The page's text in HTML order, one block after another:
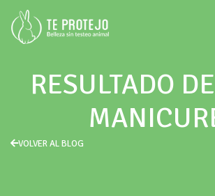
RESULTADO
VOLVER AL BLOG